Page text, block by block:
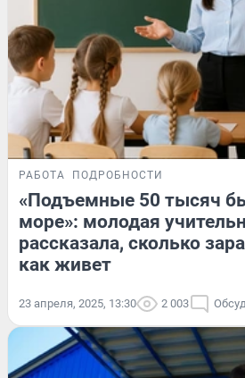
РАБОТА ПОДРОБНОСТИ
«Подъемные 50 тысяч
море»: молодая
рассказала, сколько
как живет
23 апреля, 2025, 13:30 2 003